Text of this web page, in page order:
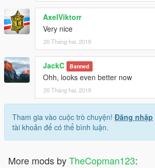
AxelViktorr
Very nice
20 Tháng hai, 2019
JackC Banned
Ohh, looks even better now
20 Tháng hai, 2019
Tham gia vào cuộc trò chuyện! Đăng nhập
tài khoản để có thể bình luận.
More mods byTheCopman123: